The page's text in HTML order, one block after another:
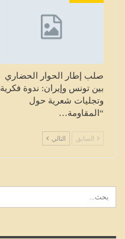
صلب إطار الحوار الحضاري
بين تونس وإيران: ندوة فكرية
وتجليات شعرية حول
“المقاومة…
السابق التالي